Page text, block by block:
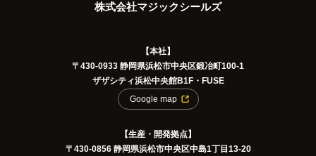
株式会社マジックシールズ
【本社】
〒430-0933 静岡県浜松市中央区鍛冶町100-1
ザザシティ浜松中央館B1F・FUSE
Google map
【生産・開発拠点】
〒430-0856 静岡県浜松市中央区中島1丁目13-20